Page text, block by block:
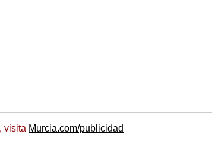
visita Murcia.com/publicidad